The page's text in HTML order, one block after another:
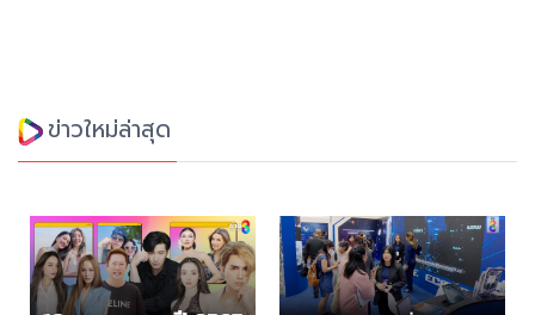
ข่าวใหม่ล่าสุด